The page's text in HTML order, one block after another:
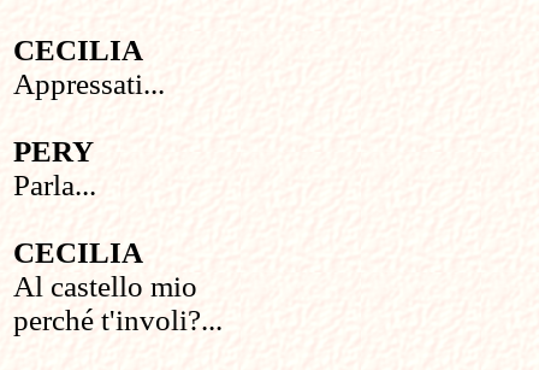
CECILIA
Appressati...
PERY
Parla...
CECILIA
Al castello mio
perché t'involi?...